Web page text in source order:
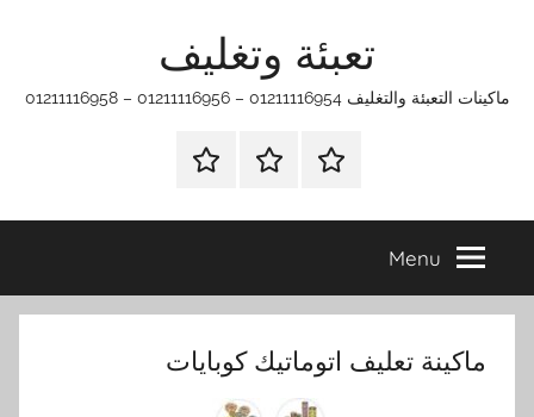
تعبئة وتغليف
ماكينات التعبئة والتغليف 01211116954 – 01211116956 – 01211116958
الرئيسيةماكينات
وتغليف
اتـصـل
في
التي
Menu
ماكينة تعليف اتوماتيك كوبايات